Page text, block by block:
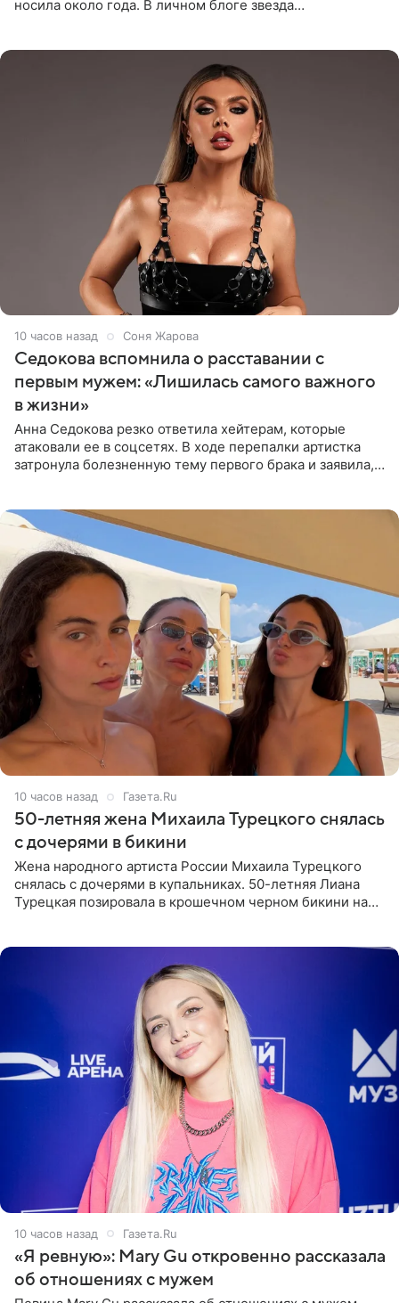
носила около года. В личном блоге звезда
10 часов назад Соня Жарова
Седокова вспомнила о расставании с
первым мужем: «Лишилась самого важного
в жизни»
Анна Седокова резко ответила хейтерам, которые
атаковали ее в соцсетях. В ходе перепалки артистка
затронула болезненную тему первого брака и заявила,
10 часов назад Газета.Ru
50-летняя жена Михаила Турецкого снялась
с дочерями в бикини
Жена народного артиста России Михаила Турецкого
снялась с дочерями в купальниках. 50-летняя Лиана
Турецкая позировала в крошечном черном бикини на
10 часов назад Газета.Ru
«Я ревную»: Mary Gu откровенно рассказала
об отношениях с мужем